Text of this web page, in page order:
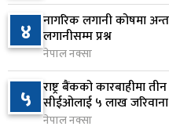
८
आज बस्ने भनिएको
सर्‍यो
१ दिन अघि
९
वीरगञ्जमा
रंगेहात पक्राउ
४ नागरिक लगानी कोषमा
लगानीसम्म प्रश्न
नेपाल नक्सा
५ राष्ट्र बैंकको कारबाहीमा
सीईओलाई ५ लाख जरिवाना
नेपाल नक्सा